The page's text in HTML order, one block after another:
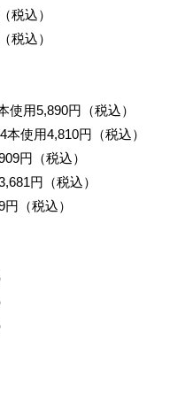
税込）
税込）
用5,890円（税込）
使用4,810円（税込）
円（税込）
円（税込）
（税込）